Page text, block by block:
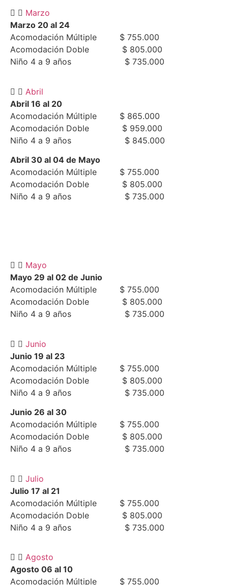
Marzo
Marzo 20 al 24
Acomodación Múltiple $ 755.000
Acomodación Doble $ 805.000
Niño 4 a 9 años $ 735.000
Abril
Abril 16 al 20
Acomodación Múltiple $ 865.000
Acomodación Doble $ 959.000
Niño 4 a 9 años $ 845.000
Abril 30 al 04 de Mayo
Acomodación Múltiple $ 755.000
Acomodación Doble $ 805.000
Niño 4 a 9 años $ 735.000
Mayo
Mayo 29 al 02 de Junio
Acomodación Múltiple $ 755.000
Acomodación Doble $ 805.000
Niño 4 a 9 años $ 735.000
Junio
Junio 19 al 23
Acomodación Múltiple $ 755.000
Acomodación Doble $ 805.000
Niño 4 a 9 años $ 735.000
Junio 26 al 30
Acomodación Múltiple $ 755.000
Acomodación Doble $ 805.000
Niño 4 a 9 años $ 735.000
Julio
Julio 17 al 21
Acomodación Múltiple $ 755.000
Acomodación Doble $ 805.000
Niño 4 a 9 años $ 735.000
Agosto
Agosto 06 al 10
Acomodación Múltiple $ 755.000